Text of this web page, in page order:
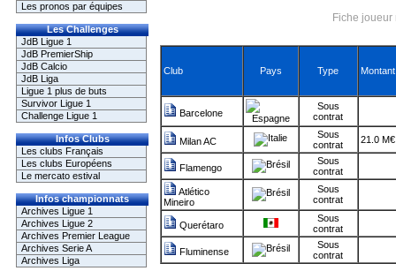
Les pronos par équipes
Les Challenges
JdB Ligue 1
JdB PremierShip
JdB Calcio
JdB Liga
Ligue 1 plus de buts
Survivor Ligue 1
Challenge Ligue 1
Infos Clubs
Les clubs Français
Les clubs Européens
Le mercato estival
Infos championnats
Archives Ligue 1
Archives Ligue 2
Archives Premier League
Archives Serie A
Archives Liga
Fiche
Club Pays Type Montant
Barcelone
Sous
contrat
Milan AC
Sous
contrat
21.0 M€
Flamengo
Sous
contrat
Atlético
Mineiro
Sous
contrat
Querétaro
Sous
contrat
Fluminense
Sous
contrat